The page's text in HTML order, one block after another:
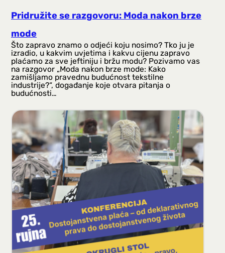
Pridružite se razgovoru: Moda nakon brze
mode
Što zapravo znamo o odjeći koju nosimo? Tko ju je
izradio, u kakvim uvjetima i kakvu cijenu zapravo
plaćamo za sve jeftiniju i bržu modu? Pozivamo vas
na razgovor „Moda nakon brze mode: Kako
zamišljamo pravednu budućnost tekstilne
industrije?“, događanje koje otvara pitanja o
budućnosti…